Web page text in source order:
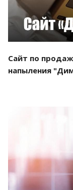
Сайт по
напыления